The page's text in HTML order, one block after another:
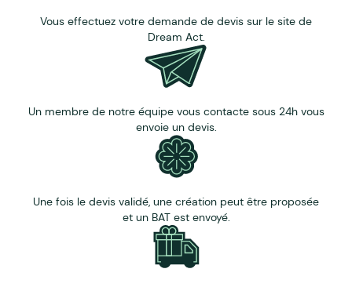
Vous effectuez votre demande de devis sur le site de
Dream Act.
Un membre de notre équipe vous contacte sous 24h vous
envoie un devis.
Une fois le devis validé, une création peut être proposée
et un BAT est envoyé.